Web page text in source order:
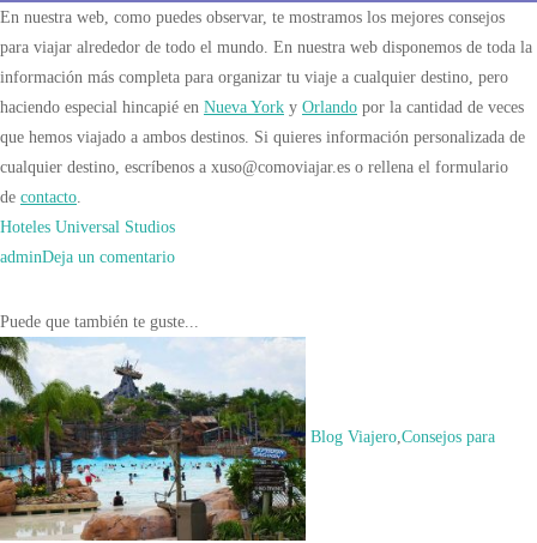
En nuestra web, como puedes observar, te mostramos los mejores consejos
para viajar alrededor de todo el mundo. En nuestra web disponemos de toda la
información más completa para organizar tu viaje a cualquier destino, pero
haciendo especial hincapié en Nueva York y Orlando por la cantidad de veces
que hemos viajado a ambos destinos. Si quieres información personalizada de
cualquier destino, escríbenos a xuso@comoviajar.es o rellena el formulario
de contacto
Hoteles Universal Studios
adminDeja un comentarioen
Universal
Premier
Navegación
de
las
entradas
Puede que también te guste...
Blog Viajero,Consejos para